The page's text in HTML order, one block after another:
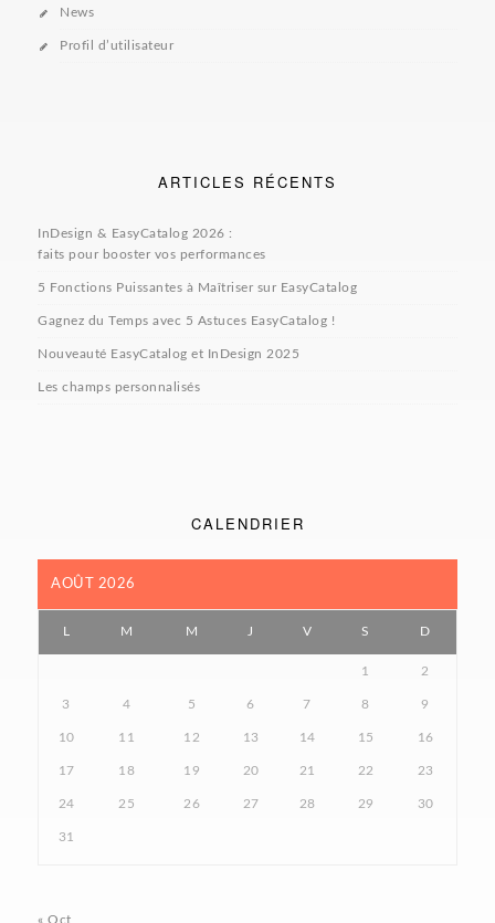
News
Profil d’utilisateur
ARTICLES RÉCENTS
InDesign & EasyCatalog 2026 :
faits pour booster vos performances
5 Fonctions Puissantes à Maîtriser sur EasyCatalog
Gagnez du Temps avec 5 Astuces EasyCatalog !
Nouveauté EasyCatalog et InDesign 2025
Les champs personnalisés
CALENDRIER
AOÛT 2026
L M M J V S D
1 2
3 4 5 6 7 8 9
10 11 12 13 14 15 16
17 18 19 20 21 22 23
24 25 26 27 28 29 30
31
« Oct